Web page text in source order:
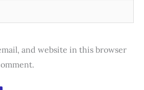
and website in this browser